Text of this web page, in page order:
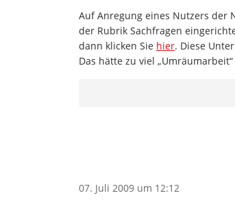
Auf Anregung eines Nutzers der
der Rubrik Sachfragen
dann klicken Sie hier. Diese
Das hätte zu viel
07. Juli 2009 um 12:12